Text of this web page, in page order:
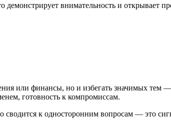
внимательность и открывает
или финансы, но и избегать значимых тем
готовность к компромиссам.
к односторонним вопросам — это